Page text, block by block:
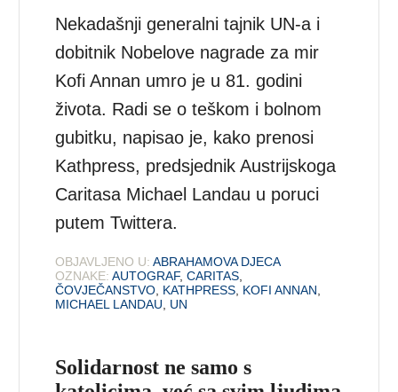
Nekadašnji generalni tajnik UN-a i
dobitnik Nobelove nagrade za mir
Kofi Annan umro je u 81. godini
života. Radi se o teškom i bolnom
gubitku, napisao je, kako prenosi
Kathpress, predsjednik Austrijskoga
Caritasa Michael Landau u poruci
putem Twittera.
OBJAVLJENO U: ABRAHAMOVA DJECA
OZNAKE: AUTOGRAF,CARITAS,
ČOVJEČANSTVO, KATHPRESS, KOFI ANNAN,
MICHAEL LANDAU, UN
Solidarnost ne samo s